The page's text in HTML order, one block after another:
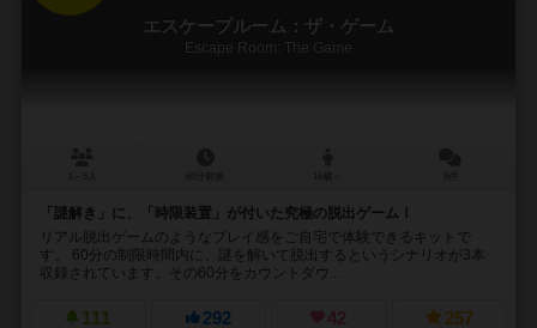
エスケープルーム：ザ・ゲーム
Escape Room: The Game
「謎解き」に、「時限装置」が付いた究極の脱出ゲーム！
リアル脱出ゲームのようなプレイ感をご自宅で体験できるキットで
す。 60分の制限時間内に、謎を解いて脱出するというシナリオが3本
収録されています。その60分をカウントダウ...
111 292 42 257